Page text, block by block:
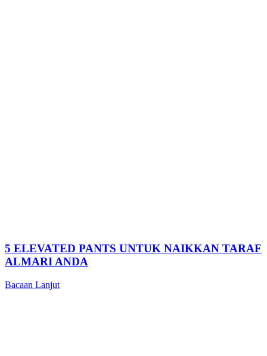
5 ELEVATED PANTS UNTUK NAIKKAN TARAF
ALMARI ANDA
Bacaan Lanjut